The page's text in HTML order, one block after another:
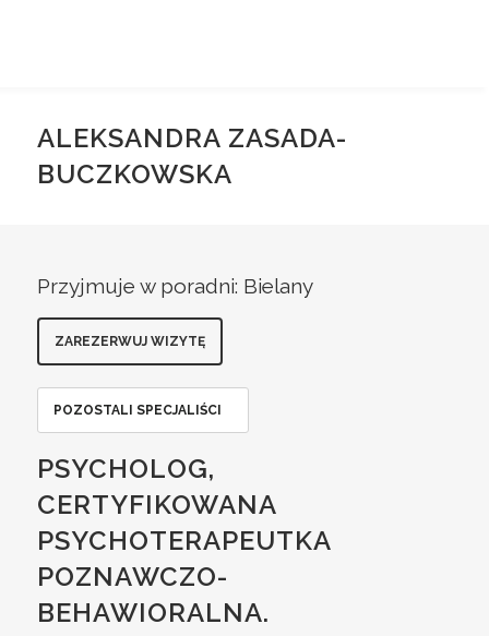
ALEKSANDRA ZASADA-
BUCZKOWSKA
Przyjmuje w poradni: Bielany
ZAREZERWUJ WIZYTĘ
POZOSTALI SPECJALIŚCI
PSYCHOLOG,
CERTYFIKOWANA
PSYCHOTERAPEUTKA
POZNAWCZO-
BEHAWIORALNA.